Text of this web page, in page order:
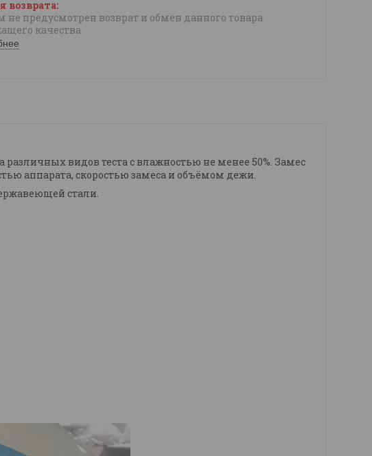
не предусмотрен возврат и обмен данного товара
качества
видов теста с влажностью не менее 50%. Замес
аппарата, скоростью замеса и объёмом дежи.
стали.